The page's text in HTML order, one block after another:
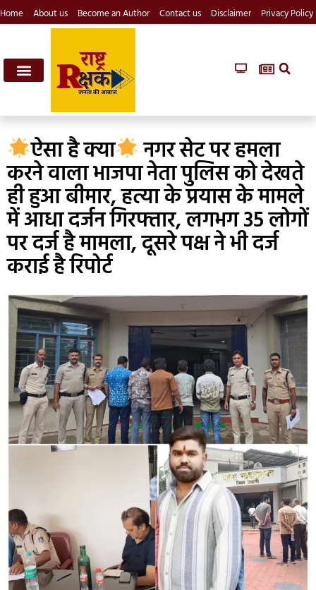
Home About us Become an Author Contact us Disclaimer Privacy Policy
ऐसा है क्या नगर सेट पर हमला
करने वाला भाजपा नेता पुलिस को देखते
ही हुआ बीमार, हत्या के प्रयास के मामले
में आधा दर्जन गिरफ्तार, लगभग 35 लोगों
पर दर्ज है मामला, दूसरे पक्ष ने भी दर्ज
कराई है रिपोर्ट